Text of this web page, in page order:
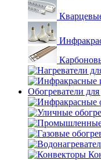
Обогреватели